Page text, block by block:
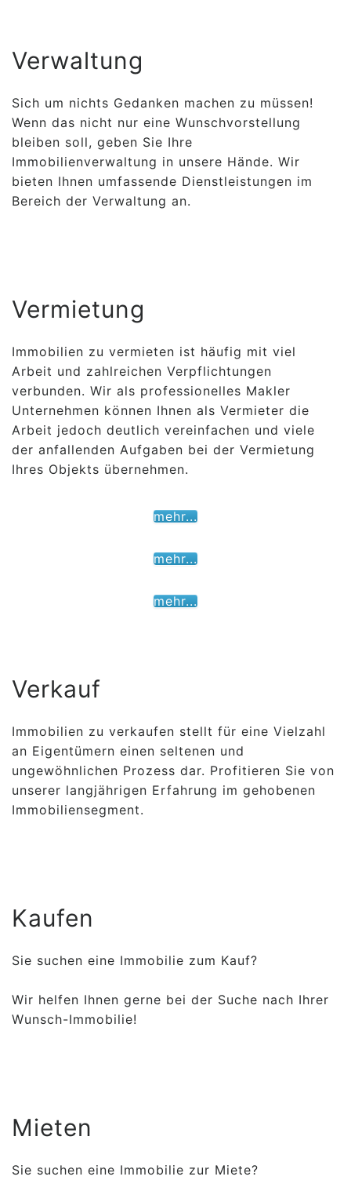
Verwaltung
Sich um nichts Gedanken machen zu müssen!
Wenn das nicht nur eine Wunschvorstellung
bleiben soll, geben Sie Ihre
Immobilienverwaltung in unsere Hände. Wir
bieten Ihnen umfassende Dienstleistungen im
Bereich der Verwaltung an.
Vermietung
Immobilien zu vermieten ist häufig mit viel
Arbeit und zahlreichen Verpflichtungen
verbunden. Wir als professionelles Makler
Unternehmen können Ihnen als Vermieter die
Arbeit jedoch deutlich vereinfachen und viele
der anfallenden Aufgaben bei der Vermietung
Ihres Objekts übernehmen.
mehr...
mehr...
mehr...
Verkauf
Immobilien zu verkaufen stellt für eine Vielzahl
an Eigentümern einen seltenen und
ungewöhnlichen Prozess dar. Profitieren Sie von
unserer langjährigen Erfahrung im gehobenen
Immobiliensegment.
Kaufen
Sie suchen eine Immobilie zum Kauf?
Wir helfen Ihnen gerne bei der Suche nach Ihrer
Wunsch-Immobilie!
Mieten
Sie suchen eine Immobilie zur Miete?